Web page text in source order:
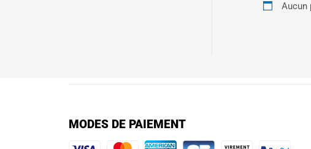
Aucun
MODES DE PAIEMENT